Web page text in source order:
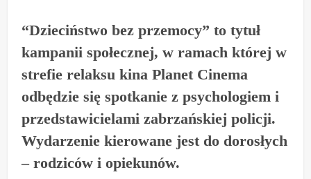
“Dzieciństwo bez przemocy” to tytuł
kampanii społecznej, w ramach której w
strefie relaksu kina Planet Cinema
odbędzie się spotkanie z psychologiem i
przedstawicielami zabrzańskiej policji.
Wydarzenie kierowane jest do dorosłych
– rodziców i opiekunów.